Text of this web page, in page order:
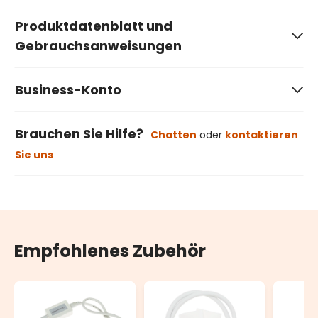
Produktdatenblatt und
Gebrauchsanweisungen
Business-Konto
Brauchen Sie Hilfe? Chatten oder kontaktieren
Sie uns
Empfohlenes Zubehör